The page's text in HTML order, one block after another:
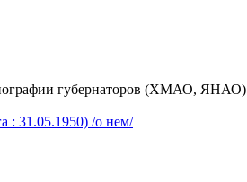
губернаторов (ХМАО, ЯНАО)
: 31.05.1950) /о нем/